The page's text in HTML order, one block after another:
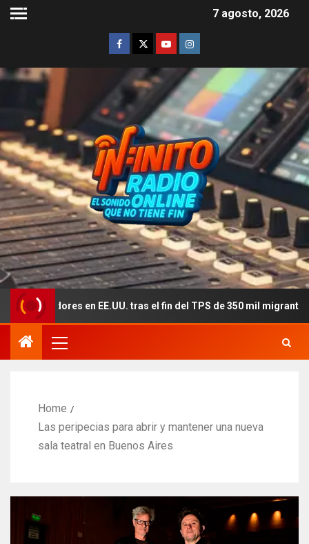
7 agosto, 2026
en EE.UU. tras el fin del TPS de 350 mil migrantes El
Home
Las peripecias para abrir y mantener una nueva
sala teatral en Buenos Aires